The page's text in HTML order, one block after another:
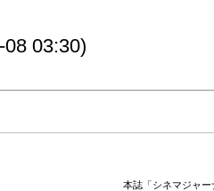
03:30)
本誌「シネマジャ